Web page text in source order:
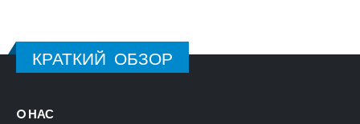
КРАТКИЙ ОБЗОР
O НАС